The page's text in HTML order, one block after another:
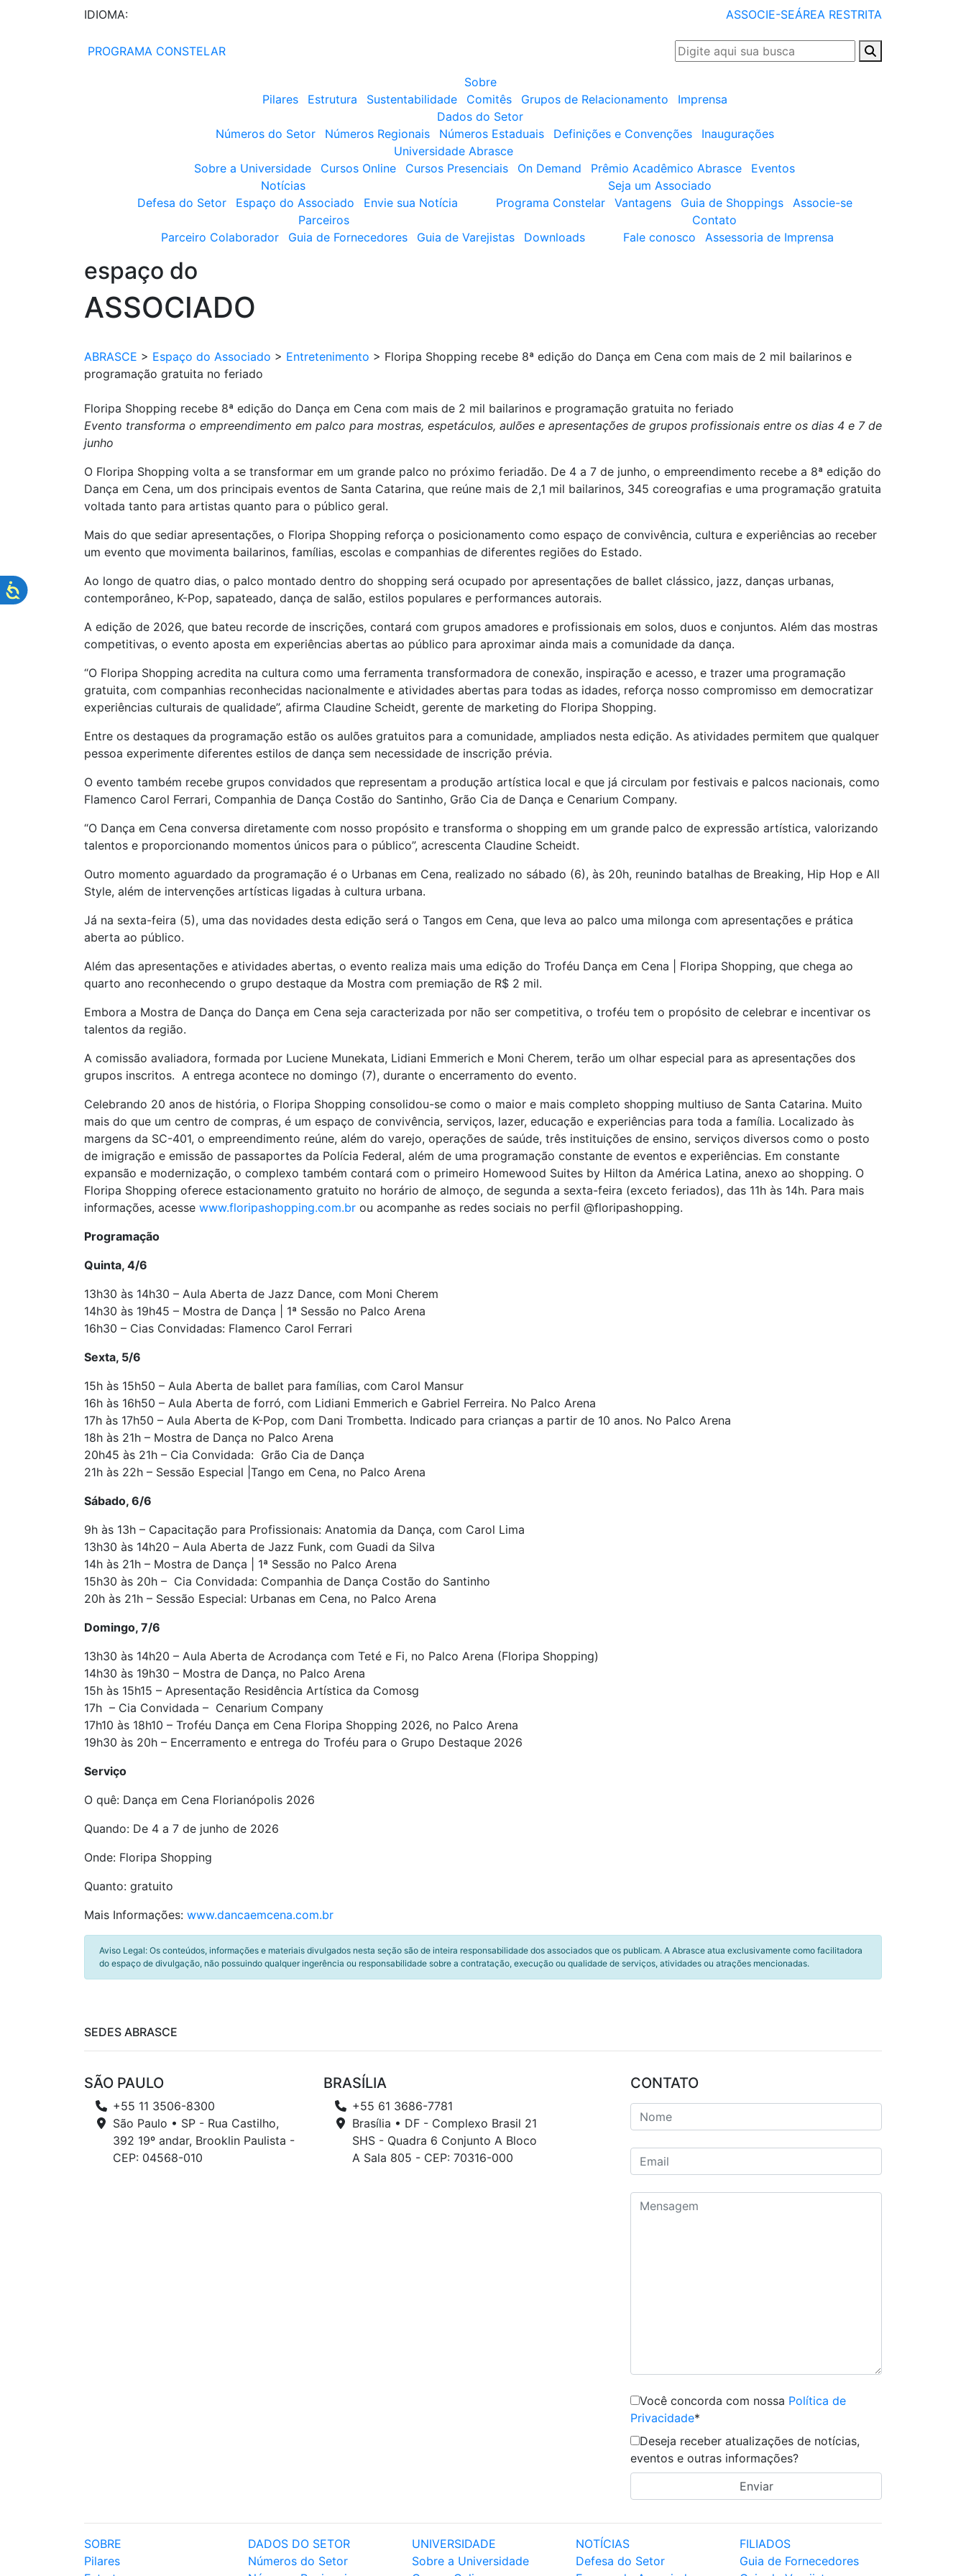
IDIOMA: ASSOCIE-SEÁREA RESTRITA
PROGRAMA CONSTELAR
Sobre
Pilares
Estrutura Sustentabilidade Comitês Grupos de Relacionamento
Imprensa
Dados do Setor
Números do Setor
Números Regionais Números Estaduais Definições e Convenções
Inaugurações
Universidade Abrasce
Sobre a Universidade
Cursos Online Cursos Presenciais On Demand Prêmio Acadêmico Abrasce
Eventos
Notícias
Defesa do Setor
Espaço do Associado Envie sua Notícia
Seja um Associado
Programa Constelar
Vantagens Guia de Shoppings
Associe-se
Parceiros
Parceiro Colaborador
Guia de Fornecedores Guia de Varejistas Downloads
Contato
Fale conosco
Assessoria de Imprensa
espaço do
ASSOCIADO
ABRASCE > Espaço do Associado > Entretenimento > Floripa Shopping recebe 8ª edição do Dança em Cena com mais de 2 mil bailarinos e
programação gratuita no feriado
Floripa Shopping recebe 8ª edição do Dança em Cena com mais de 2 mil bailarinos e programação gratuita no feriado
Evento transforma o empreendimento em palco para mostras, espetáculos, aulões e apresentações de grupos profissionais entre os dias 4 e 7 de
junho
O Floripa Shopping volta a se transformar em um grande palco no próximo feriadão. De 4 a 7 de junho, o empreendimento recebe a 8ª edição do
Dança em Cena, um dos principais eventos de Santa Catarina, que reúne mais de 2,1 mil bailarinos, 345 coreografias e uma programação gratuita
voltada tanto para artistas quanto para o público geral.
Mais do que sediar apresentações, o Floripa Shopping reforça o posicionamento como espaço de convivência, cultura e experiências ao receber
um evento que movimenta bailarinos, famílias, escolas e companhias de diferentes regiões do Estado.
Ao longo de quatro dias, o palco montado dentro do shopping será ocupado por apresentações de ballet clássico, jazz, danças urbanas,
contemporâneo, K-Pop, sapateado, dança de salão, estilos populares e performances autorais.
A edição de 2026, que bateu recorde de inscrições, contará com grupos amadores e profissionais em solos, duos e conjuntos. Além das mostras
competitivas, o evento aposta em experiências abertas ao público para aproximar ainda mais a comunidade da dança.
“O Floripa Shopping acredita na cultura como uma ferramenta transformadora de conexão, inspiração e acesso, e trazer uma programação
gratuita, com companhias reconhecidas nacionalmente e atividades abertas para todas as idades, reforça nosso compromisso em democratizar
experiências culturais de qualidade”, afirma Claudine Scheidt, gerente de marketing do Floripa Shopping.
Entre os destaques da programação estão os aulões gratuitos para a comunidade, ampliados nesta edição. As atividades permitem que qualquer
pessoa experimente diferentes estilos de dança sem necessidade de inscrição prévia.
O evento também recebe grupos convidados que representam a produção artística local e que já circulam por festivais e palcos nacionais, como
Flamenco Carol Ferrari, Companhia de Dança Costão do Santinho, Grão Cia de Dança e Cenarium Company.
“O Dança em Cena conversa diretamente com nosso propósito e transforma o shopping em um grande palco de expressão artística, valorizando
talentos e proporcionando momentos únicos para o público”, acrescenta Claudine Scheidt.
Outro momento aguardado da programação é o Urbanas em Cena, realizado no sábado (6), às 20h, reunindo batalhas de Breaking, Hip Hop e All
Style, além de intervenções artísticas ligadas à cultura urbana.
Já na sexta-feira (5), uma das novidades desta edição será o Tangos em Cena, que leva ao palco uma milonga com apresentações e prática
aberta ao público.
Além das apresentações e atividades abertas, o evento realiza mais uma edição do Troféu Dança em Cena | Floripa Shopping, que chega ao
quarto ano reconhecendo o grupo destaque da Mostra com premiação de R$ 2 mil.
Embora a Mostra de Dança do Dança em Cena seja caracterizada por não ser competitiva, o troféu tem o propósito de celebrar e incentivar os
talentos da região.
A comissão avaliadora, formada por Luciene Munekata, Lidiani Emmerich e Moni Cherem, terão um olhar especial para as apresentações dos
grupos inscritos. A entrega acontece no domingo (7), durante o encerramento do evento.
Celebrando 20 anos de história, o Floripa Shopping consolidou-se como o maior e mais completo shopping multiuso de Santa Catarina. Muito
mais do que um centro de compras, é um espaço de convivência, serviços, lazer, educação e experiências para toda a família. Localizado às
margens da SC-401, o empreendimento reúne, além do varejo, operações de saúde, três instituições de ensino, serviços diversos como o posto
de imigração e emissão de passaportes da Polícia Federal, além de uma programação constante de eventos e experiências. Em constante
expansão e modernização, o complexo também contará com o primeiro Homewood Suites by Hilton da América Latina, anexo ao shopping. O
Floripa Shopping oferece estacionamento gratuito no horário de almoço, de segunda a sexta-feira (exceto feriados), das 11h às 14h. Para mais
informações, acesse www.floripashopping.com.br ou acompanhe as redes sociais no perfil @floripashopping.
Programação
Quinta, 4/6
13h30 às 14h30 – Aula Aberta de Jazz Dance, com Moni Cherem
14h30 às 19h45 – Mostra de Dança | 1ª Sessão no Palco Arena
16h30 – Cias Convidadas: Flamenco Carol Ferrari
Sexta, 5/6
15h às 15h50 – Aula Aberta de ballet para famílias, com Carol Mansur
16h às 16h50 – Aula Aberta de forró, com Lidiani Emmerich e Gabriel Ferreira. No Palco Arena
17h às 17h50 – Aula Aberta de K-Pop, com Dani Trombetta. Indicado para crianças a partir de 10 anos. No Palco Arena
18h às 21h – Mostra de Dança no Palco Arena
20h45 às 21h – Cia Convidada: Grão Cia de Dança
21h às 22h – Sessão Especial |Tango em Cena, no Palco Arena
Sábado, 6/6
9h às 13h – Capacitação para Profissionais: Anatomia da Dança, com Carol Lima
13h30 às 14h20 – Aula Aberta de Jazz Funk, com Guadi da Silva
14h às 21h – Mostra de Dança | 1ª Sessão no Palco Arena
15h30 às 20h – Cia Convidada: Companhia de Dança Costão do Santinho
20h às 21h – Sessão Especial: Urbanas em Cena, no Palco Arena
Domingo, 7/6
13h30 às 14h20 – Aula Aberta de Acrodança com Teté e Fi, no Palco Arena (Floripa Shopping)
14h30 às 19h30 – Mostra de Dança, no Palco Arena
15h às 15h15 – Apresentação Residência Artística da Comosg
17h – Cia Convidada – Cenarium Company
17h10 às 18h10 – Troféu Dança em Cena Floripa Shopping 2026, no Palco Arena
19h30 às 20h – Encerramento e entrega do Troféu para o Grupo Destaque 2026
Serviço
O quê: Dança em Cena Florianópolis 2026
Quando: De 4 a 7 de junho de 2026
Onde: Floripa Shopping
Quanto: gratuito
Mais Informações: www.dancaemcena.com.br
Aviso Legal: Os conteúdos, informações e materiais divulgados nesta seção são de inteira responsabilidade dos associados que os publicam. A Abrasce atua exclusivamente como facilitadora
do espaço de divulgação, não possuindo qualquer ingerência ou responsabilidade sobre a contratação, execução ou qualidade de serviços, atividades ou atrações mencionadas.
SEDES ABRASCE
SÃO PAULO
+55 11 3506-8300
São Paulo • SP - Rua Castilho,
392 19º andar, Brooklin Paulista -
CEP: 04568-010
BRASÍLIA
+55 61 3686-7781
Brasília • DF - Complexo Brasil 21
SHS - Quadra 6 Conjunto A Bloco
A Sala 805 - CEP: 70316-000
CONTATO
Você concorda com nossa Política de
Privacidade*
Deseja receber atualizações de notícias,
eventos e outras informações?
SOBRE
Pilares
DADOS DO SETOR
Números do Setor
UNIVERSIDADE
Sobre a Universidade
NOTÍCIAS
Defesa do Setor
FILIADOS
Guia de Fornecedores